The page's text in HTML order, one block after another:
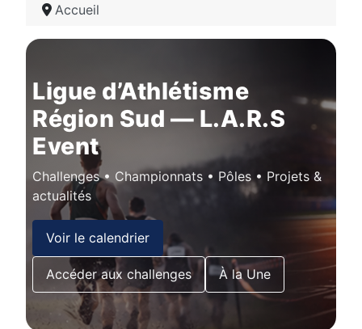
Accueil
Ligue d’Athlétisme
Région Sud — L.A.R.S
Event
Challenges • Championnats • Pôles • Projets &
actualités
Voir le calendrier
Accéder aux challenges À la Une